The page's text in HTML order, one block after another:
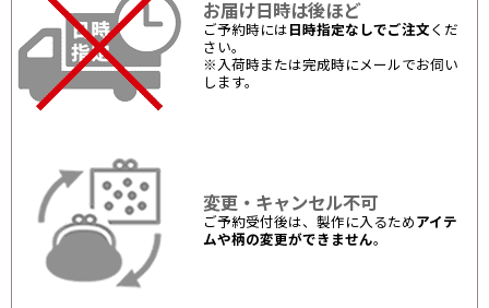
お届け日時は後ほど
ご予約時には 日時指定なしでご注文 くだ
さい。
※入荷時または完成時にメールでお伺い
します。
変更・キャンセル不可
ご予約受付後は、製作に入るため アイテ
ムや柄の変更ができません。